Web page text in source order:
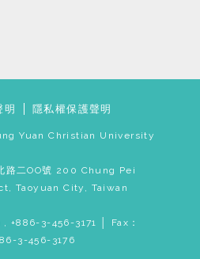
明 隱私權保護聲明
Yuan Christian University
路二OO號 200 Chung Pei
Taoyuan City, Taiwan
+886-3-456-3171 │ Fax：
3-456-3176